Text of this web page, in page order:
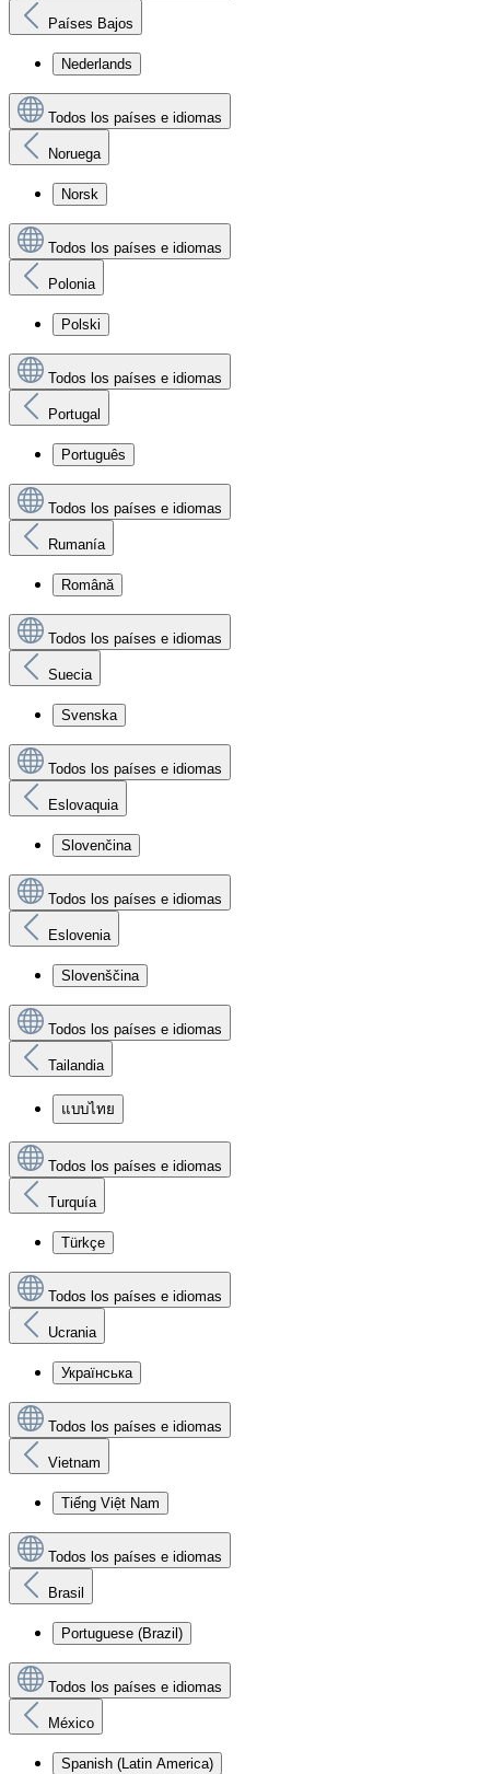
Países Bajos
Nederlands
Todos los países e idiomas
Noruega
Norsk
Todos los países e idiomas
Polonia
Polski
Todos los países e idiomas
Portugal
Português
Todos los países e idiomas
Rumanía
Română
Todos los países e idiomas
Suecia
Svenska
Todos los países e idiomas
Eslovaquia
Slovenčina
Todos los países e idiomas
Eslovenia
Slovenščina
Todos los países e idiomas
Tailandia
แบบไทย
Todos los países e idiomas
Turquía
Türkçe
Todos los países e idiomas
Ucrania
Українська
Todos los países e idiomas
Vietnam
Tiếng Việt Nam
Todos los países e idiomas
Brasil
Portuguese (Brazil)
Todos los países e idiomas
México
Spanish (Latin America)